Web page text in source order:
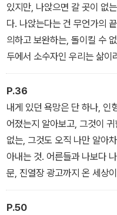
있지만, 나앉으면 갈 곳이 없
다. 나앉는다는 건 무언가의
의하고 보완하는, 돌이킬 수
두에서 소수자인 우리는 삶이
다니며, 나약한 우리끼리라도
몸통 부분으로 기어올라가려
P.36
내게 있던 욕망은 단 하나, 인
어졌는지 알아보고, 그것이
없는, 그것도 오직 나만 알아
아내는 것. 어른들과 나보다
문, 진열장 광고까지 온 세상
리와 분홍 피부의 인형을 소
이게 아름다움이야. 네가 오늘
P.50